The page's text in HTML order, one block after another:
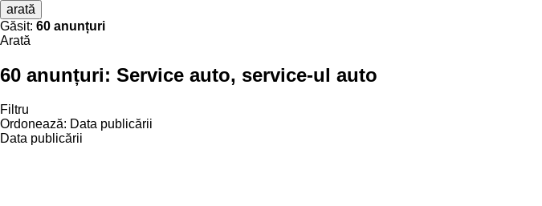
arată
Găsit: 60 anunțuri
Arată
60 anunțuri: Service auto, service-ul auto
Filtru
Ordonează: Data publicării
Data publicării